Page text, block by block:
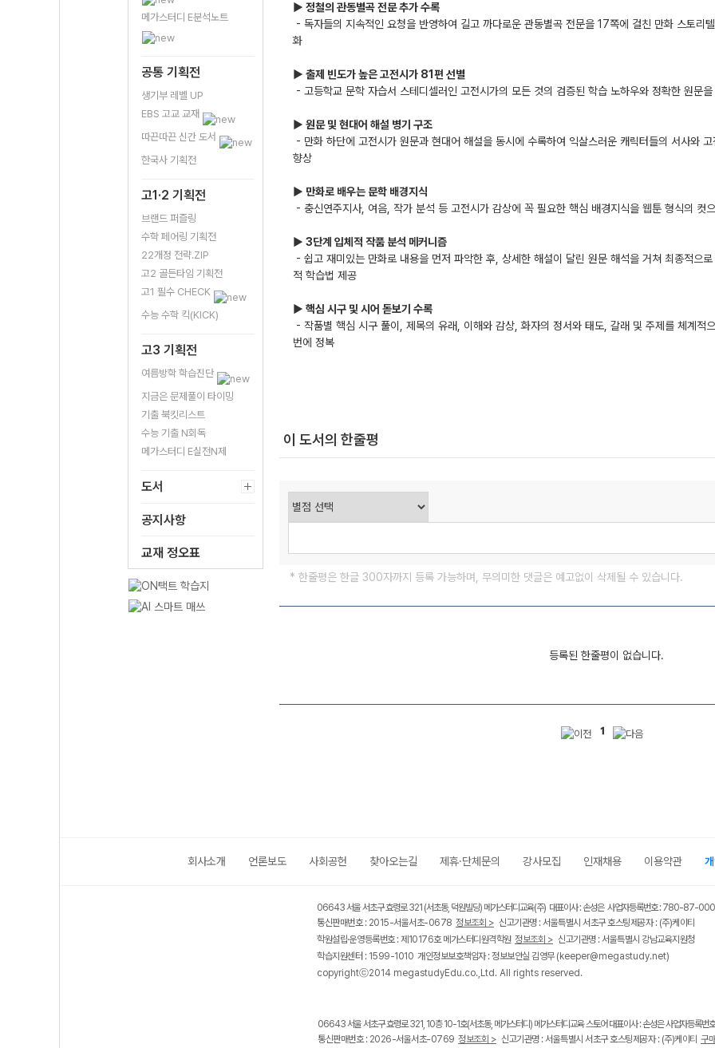
메가스터디 E분석노트
공통 기획전
생기부 레벨 UP
EBS 고교 교재
따끈따끈 신간 도서
한국사 기획전
고1·2 기획전
브랜드 퍼즐링
수학 페어링 기획전
22개정 전략.ZIP
고2 골든타임 기획전
고1 필수 CHECK
수능 수학 킥(KICK)
고3 기획전
여름방학 학습진단
지금은 문제풀이 타이밍
기출 북킷리스트
수능 기출 N회독
메가스터디 E실전N제
도서
공지사항
교재 정오표
▶ 정철의 관동별곡 전문 추가 수록
- 독자들의 지속적인 요청을 반영하여 길고 까다로운 관동별곡 전문을 17쪽에 걸친 만화 스토리
화
▶ 출제 빈도가 높은 고전시가 81편 선별
- 고등학교 문학 자습서 스테디셀러인 고전시가의 모든 것의 검증된 학습 노하우와 정확한 원문
▶ 원문 및 현대어 해설 병기 구조
- 만화 하단에 고전시가 원문과 현대어 해설을 동시에 수록하여 익살스러운 캐릭터들의 서사와
향상
▶ 만화로 배우는 문학 배경지식
- 충신연주지사, 여음, 작가 분석 등 고전시가 감상에 꼭 필요한 핵심 배경지식을 웹툰 형식의 컷
▶ 3단계 입체적 작품 분석 메커니즘
- 쉽고 재미있는 만화로 내용을 먼저 파악한 후, 상세한 해설이 달린 원문 해석을 거쳐 최종적으
적 학습법 제공
▶ 핵심 시구 및 시어 돋보기 수록
- 작품별 핵심 시구 풀이, 제목의 유래, 이해와 감상, 화자의 정서와 태도, 갈래 및 주제를 체계적
번에 정복
이 도서의 한줄평
* 한줄평은 한글 300자까지 등록 가능하며, 무의미한 댓글은 예고없이 삭제될 수 있습니다.
등록된 한줄평이 없습니다.
1
회사소개 언론보도 사회공헌 찾아오는길 제휴·단체문의 강사모집 인재채용 이용약관
06643 서울 서초구 효령로 321 (서초동, 덕원빌딩) 메가스터디교육(주) 대표이사 : 손성은 사업자등록번호 : 780-87-
통신판매번호 : 2015-서울서초-0678 정보조회 > 신고기관명 : 서울특별시 서초구 호스팅제공자 : (주)케이티
학원설립·운영등록번호 : 제10176호 메가스터디원격학원 정보조회 > 신고기관명 : 서울특별시 강남교육지원청
학습지원센터 : 1599-1010 개인정보보호책임자 : 정보보안실 김영무(keeper@megastudy.net)
copyrightⓒ2014 megastudyEdu.co.,Ltd. All rights reserved.
06643 서울 서초구 효령로 321, 10층 10-1호(서초동, 메가스터디) 메가스터디교육 스토어 대표이사 : 손성은 사업자등
통신판매번호 : 2026-서울서초-0769 정보조회 > 신고기관명 : 서울특별시 서초구 호스팅제공자 : (주)케이티 구